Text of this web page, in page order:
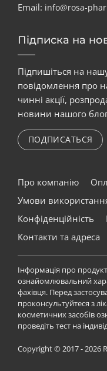
Email: info@rosa-
Підписка на
Підпишіться на
повідомлення про
чинні акції,
новини нашого
ПОДПИСАТЬСЯ
Про компанію
Умови
Конфіденційність
Контакти та адреса
Інформація про
ознайомлювальний
фахівця. Перед
проконсультуйтеся з
косметичних засобів
проведіть тест на
Copyright © 2017 - 2026